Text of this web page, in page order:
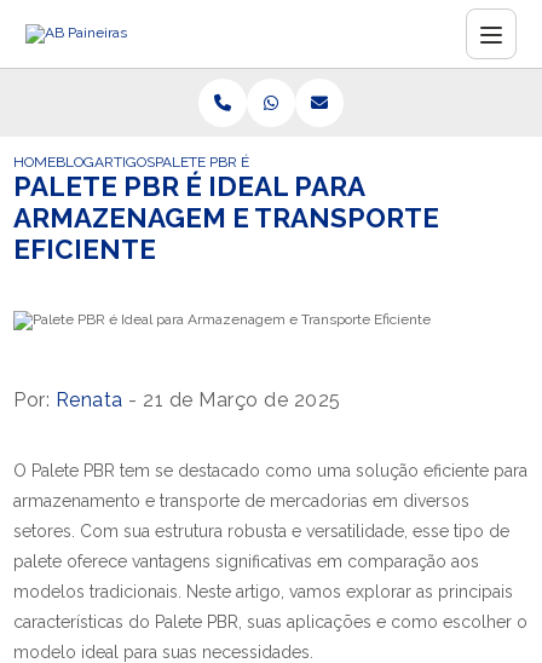
HOMEBLOGARTIGOSPALETE PBR É IDEAL PARA ARMAZENAGEM E
PALETE PBR É IDEAL PARA
ARMAZENAGEM E TRANSPORTE
EFICIENTE
Por: Renata - 21 de Março de 2025
O Palete PBR tem se destacado como uma solução eficiente para
armazenamento e transporte de mercadorias em diversos
setores. Com sua estrutura robusta e versatilidade, esse tipo de
palete oferece vantagens significativas em comparação aos
modelos tradicionais. Neste artigo, vamos explorar as principais
características do Palete PBR, suas aplicações e como escolher o
modelo ideal para suas necessidades.